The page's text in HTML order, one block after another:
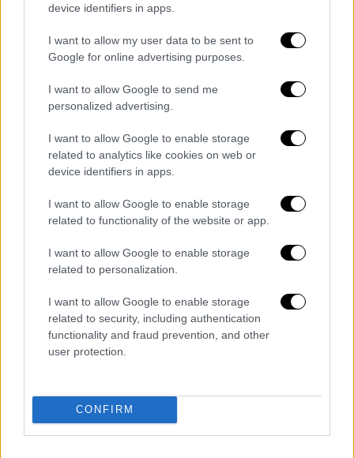
device identifiers in apps.
I want to allow my user data to be sent to
Google for online advertising purposes.
I want to allow Google to send me
personalized advertising.
I want to allow Google to enable storage
related to analytics like cookies on web or
device identifiers in apps.
I want to allow Google to enable storage
related to functionality of the website or app.
I want to allow Google to enable storage
related to personalization.
I want to allow Google to enable storage
related to security, including authentication
functionality and fraud prevention, and other
user protection.
CONFIRM
Η γραμματεία του Οργανισμού Ηνωμένων
Εθνών στην επιστολή της προς τις 193
χώρες – μέλη κάνει λόγο για «σειρά
περιστατικών ασφάλειας της πληροφορίας»
Κόσμος|30.06.2021 22:01
Γερμανία: Τέλος από αύριο η
Καραντίνα 14 ημερών θα προβλέπεται για
όσους εισέρχονται ή επιστρέφουν από